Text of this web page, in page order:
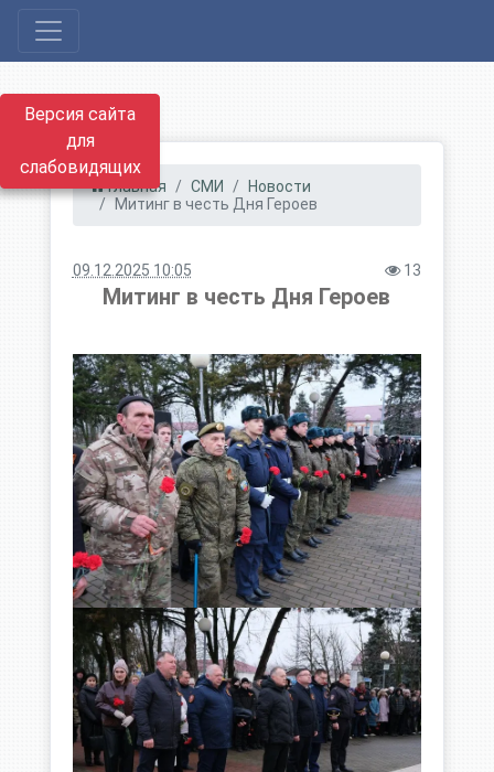
Версия сайта
для
слабовидящих
Главная СМИ
Новости
Митинг в честь Дня Героев
09.12.2025 10:05 13
Митинг в честь Дня Героев